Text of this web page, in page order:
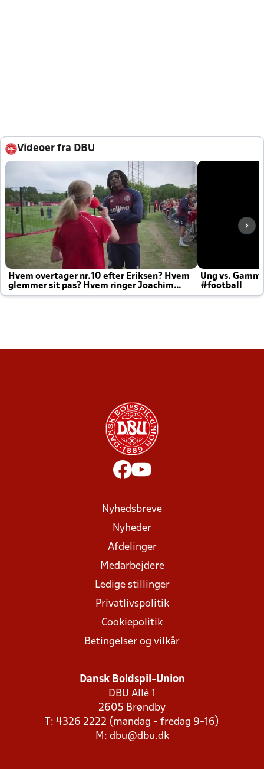
Videoer fra DBU
Hvem overtager nr.10 efter Eriksen? Hvem
glemmer sit pas? Hvem ringer Joachim
altid til efter kampe?
Ung vs.
#football
Nyhedsbreve
Nyheder
Afdelinger
Medarbejdere
Ledige stillinger
Privatlivspolitik
Cookiepolitik
Betingelser og vilkår
Dansk Boldspil-Union
DBU Allé 1
2605 Brøndby
T: 4326 2222 (mandag - fredag 9-16)
M: dbu@dbu.dk